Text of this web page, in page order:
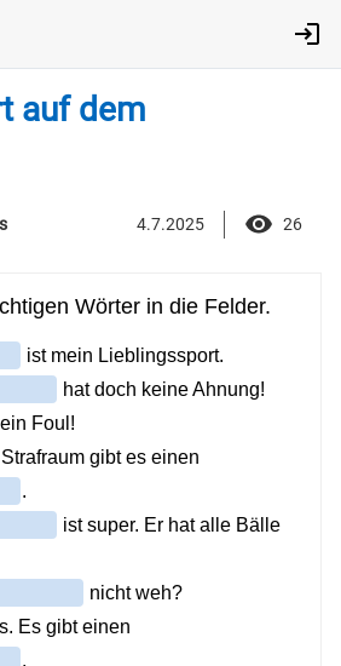
auf dem
4.7.2025 26